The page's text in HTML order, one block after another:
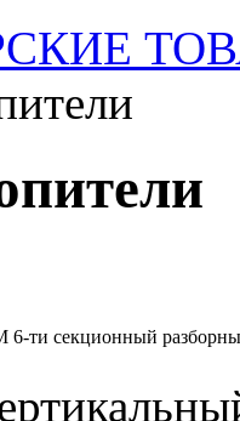
ти секционный